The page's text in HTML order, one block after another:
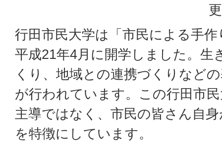
行田市民大学は「市民による手
平成21年4月に開学しました。生
くり、地域との連携づくりなど
が行われています。この行田市
主導ではなく、市民の皆さん自
を特徴にしています。